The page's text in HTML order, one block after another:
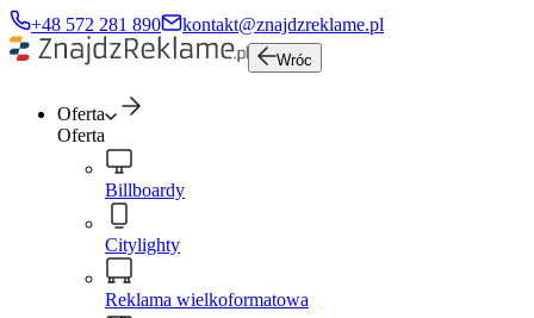
+48 572 281 890 kontakt@znajdzreklame.pl
Wróc
Oferta
Oferta
Billboardy
Citylighty
Reklama wielkoformatowa